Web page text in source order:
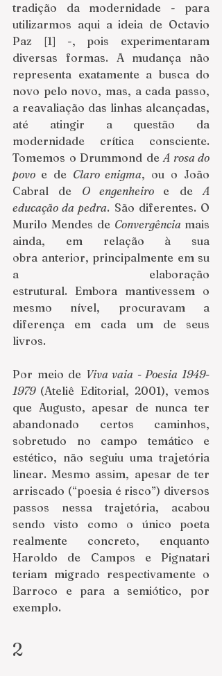
tradição da modernidade - para
utilizarmos aqui a ideia de Octavio
Paz [1] -, pois experimentaram
diversas formas. A mudança não
representa exatamente a busca do
novo pelo novo, mas, a cada passo,
a reavaliação das linhas alcançadas,
até atingir a questão da
modernidade crítica consciente.
Tomemos o Drummond de A rosa do
povo e de Claro enigma, ou o João
Cabral de O engenheiro e de A
educação da pedra. São diferentes. O
Murilo Mendes de Convergência mais
ainda, em relação à sua
obra anterior, principalmente em su
a elaboração
estrutural. Embora mantivessem o
mesmo nível, procuravam a
diferença em cada um de seus
livros.
Por meio de Viva vaia - Poesia 1949-
1979 (Ateliê Editorial, 2001), vemos
que Augusto, apesar de nunca ter
abandonado certos caminhos,
sobretudo no campo temático e
estético, não seguiu uma trajetória
linear. Mesmo assim, apesar de ter
arriscado (“poesia é risco”) diversos
passos nessa trajetória, acabou
sendo visto como o único poeta
realmente concreto, enquanto
Haroldo de Campos e Pignatari
teriam migrado respectivamente o
Barroco e para a semiótico, por
exemplo.
2